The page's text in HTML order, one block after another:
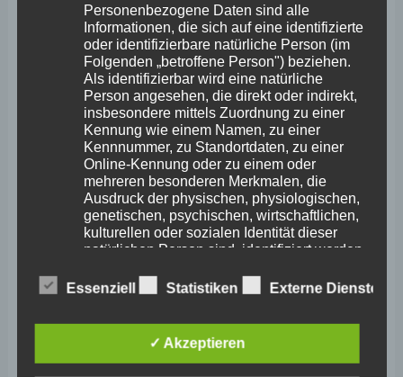
Februar 2026
Januar 2026
Dezember 2025
November 2025
Oktober 2025
September 2025
August 2025
Juni 2025
Mai 2025
Personenbezogene Daten sind alle
Informationen, die sich auf eine identifizierte
oder identifizierbare natürliche Person (im
Folgenden „betroffene Person") beziehen.
Als identifizierbar wird eine natürliche
Person angesehen, die direkt oder indirekt,
insbesondere mittels Zuordnung zu einer
Kennung wie einem Namen, zu einer
Kennnummer, zu Standortdaten, zu einer
Online-Kennung oder zu einem oder
mehreren besonderen Merkmalen, die
Ausdruck der physischen, physiologischen,
genetischen, psychischen, wirtschaftlichen,
kulturellen oder sozialen Identität dieser
natürlichen Person sind, identifiziert werden
b) betroffene Person
Essenziell Statistiken Externe Dienste
✓ Akzeptieren